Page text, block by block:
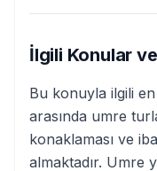
İlgili Konular
Bu konuyla ilgili
arasında umre
konaklaması ve
almaktadır. Umre